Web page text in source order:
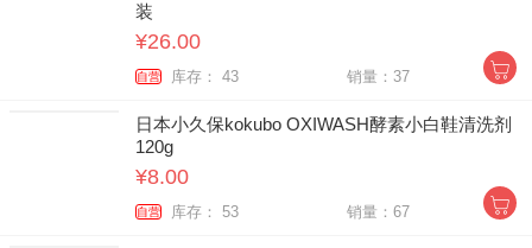
装
¥26.00
自营 库存： 43 销量：37
日本小久保kokubo OXIWASH酵素小白鞋清洗剂
120g
¥8.00
自营 库存： 53 销量：67